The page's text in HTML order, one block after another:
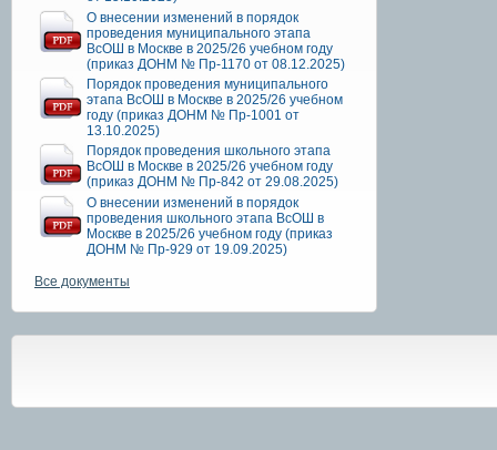
О внесении изменений в порядок
проведения муниципального этапа
ВсОШ в Москве в 2025/26 учебном году
(приказ ДОНМ № Пр-1170 от 08.12.2025)
Порядок проведения муниципального
этапа ВсОШ в Москве в 2025/26 учебном
году (приказ ДОНМ № Пр-1001 от
13.10.2025)
Порядок проведения школьного этапа
ВсОШ в Москве в 2025/26 учебном году
(приказ ДОНМ № Пр-842 от 29.08.2025)
О внесении изменений в порядок
проведения школьного этапа ВсОШ в
Москве в 2025/26 учебном году (приказ
ДОНМ № Пр-929 от 19.09.2025)
Все документы